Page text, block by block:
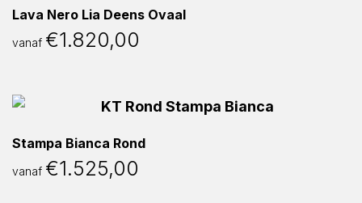
Lava Nero Lia Deens Ovaal
vanaf €1.820,00
Stampa Bianca Rond
vanaf €1.525,00